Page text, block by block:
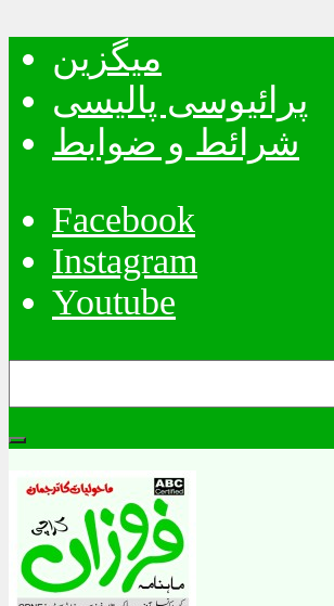
میگزین
پرائیوسی پالیسی
شرائط و ضوابط
Facebook
Instagram
Youtube